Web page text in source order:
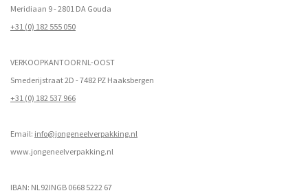
Meridiaan 9 - 2801 DA Gouda
+31 (0) 182 555 050
VERKOOPKANTOOR NL-OOST
Smederijstraat 2D - 7482 PZ Haaksbergen
+31 (0) 182 537 966
Email: info@jongeneelverpakking.nl
www.jongeneelverpakking.nl
IBAN: NL92INGB 0668 5222 67